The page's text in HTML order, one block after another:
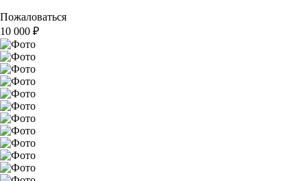
Пожаловаться
10 000 ₽